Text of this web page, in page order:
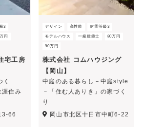
3
円
宅工房
く
住み
66
デザイン 高性能 耐震等級3
モデルハウス 一級建築士 80万円
90万円
株式会社 コムハウジング
【岡山】
中庭のある暮らし－中庭style
－「住む人ありき」の家づく
り
岡山市北区十日市中町6-22